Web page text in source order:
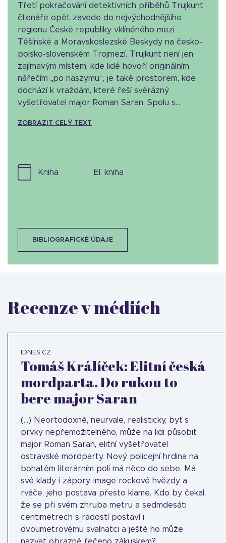
Třetí pokračování detektivních příběhů Trujkunt
čtenáře opět zavede do nejvýchodnějšího
regionu České republiky vklíněného mezi
Těšínské a Moravskoslezské Beskydy na česko-
polsko-slovenském Trojmezí. Trujkunt není jen
zajímavým místem, kde lidé hovoří originálním
nářečím „po naszymu“, je také prostorem, kde
dochází k vraždám, které řeší svérázný
vyšetřovatel major Roman Saran. Spolu s...
ZOBRAZIT CELÝ TEXT
kniha el. kniha
BIBLIOGRAFICKÉ ÚDAJE
Recenze v médiích
IDNES.CZ
Tomáš Králíček: Elitní česká
mordparta. Do rukou to
bere major Saran
(...) Neortodoxně, neurvale, realisticky, byť s
prvky nepřemožitelného, může na lidi působit
major Roman Saran, elitní vyšetřovatel
ostravské mordparty. Nový policejní hrdina na
bohatém literárním poli má něco do sebe. Má
své klady i zápory, image rockové hvězdy a
rváče, jeho postava přesto klame. Kdo by čekal,
že se při svém zhruba metru a sedmdesáti
centimetrech s radostí postaví i
dvoumetrovému svalnatci a ještě ho může
nazvat obrazně řečeno zákuskem?